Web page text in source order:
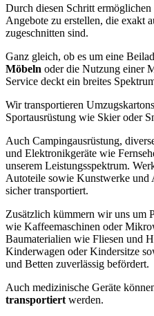
Durch diesen Schritt ermöglichen
Angebote zu erstellen, die exakt
zugeschnitten sind.
Ganz gleich, ob es um eine
Möbeln oder die Nutzung einer
Service deckt ein breites
Wir transportieren
Sportausrüstung wie Skier oder
Auch Campingausrüstung,
und Elektronikgeräte wie
unserem Leistungsspektrum.
Autoteile sowie Kunstwerke und
sicher transportiert.
Zusätzlich kümmern wir uns um
wie Kaffeemaschinen oder
Baumaterialien wie Fliesen und
Kinderwagen oder Kindersitze
und Betten zuverlässig befördert.
Auch medizinische Geräte
transportiert werden.